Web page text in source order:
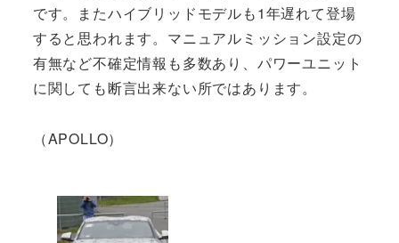
です。またハイブリッドモデルも1年遅れて登場
すると思われます。マニュアルミッション設定の
有無など不確定情報も多数あり、パワーユニット
に関しても断言出来ない所ではあります。
（APOLLO）